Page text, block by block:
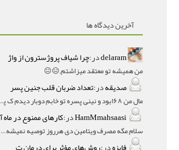
آخرین دیدگاه ها
delaramدر:چرا شیاف پروژسترون از واژ
من همیشه تو معتقد میزاشتم,,😑😐
صدیقهدر:تعداد ضربان قلب جنین پسر
مال من ۱۶۸بود و نینی
HamMmahsaasiدر:کارهای ممنوع در
سلام مگه مصرف ویتامین دی هرروز توصیه نمیشه؟درمقاله میگه